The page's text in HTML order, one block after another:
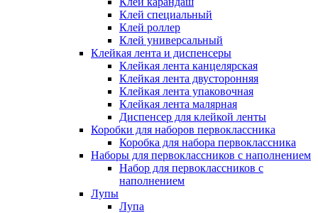
Клей специальный
Клей роллер
Клей универсальный
Клейкая лента и диспенсеры
Клейкая лента канцелярская
Клейкая лента двусторонняя
Клейкая лента упаковочная
Клейкая лента малярная
Диспенсер для клейкой ленты
Коробки для наборов первоклассника
Коробка для набора первоклассника
Наборы для первоклассников с наполнением
Набор для первоклассников с
наполнением
Лупы
Лупа